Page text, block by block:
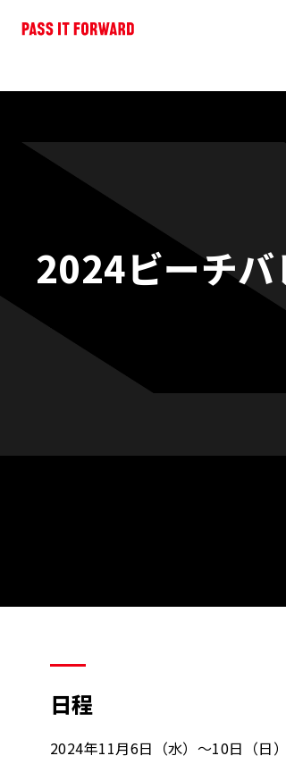
2024ビーチバ
日程
2024年11月6日（水）～10日（日）